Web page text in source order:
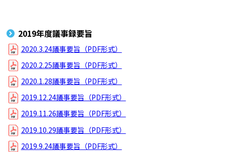
2019年度議事録要旨
2020.3.24議事要旨（PDF形式）
2020.2.25議事要旨（PDF形式）
2020.1.28議事要旨（PDF形式）
2019.12.24議事要旨（PDF形式）
2019.11.26議事要旨（PDF形式）
2019.10.29議事要旨（PDF形式）
2019.9.24議事要旨（PDF形式）